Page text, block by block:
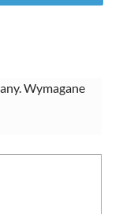
Wymagane